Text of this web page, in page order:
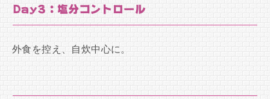
Day3：塩分コントロール
外食を控え、自炊中心に。